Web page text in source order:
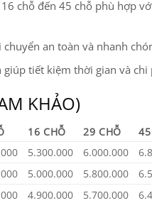
chỗ đến 45 chỗ phù hợp
an toàn và nhanh
tiết kiệm thời gian và chi
KHẢO)
16 CHỖ 29 CHỖ
5.300.000 6.000.000
5.000.000 5.800.000
4.900.000 5.700.000